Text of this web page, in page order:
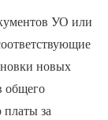
УО или
новых
общего
за